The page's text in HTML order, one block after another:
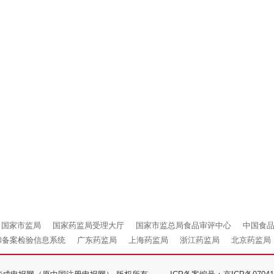
国家市监局 国家药监局受理大厅 国家市监总局食品审评中心
中国食
案检验信息系统
广东药监局 上海药监局 浙江药监局 北京药监局